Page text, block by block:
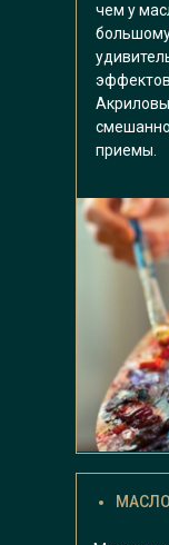
чем у
эффектов.
приемы.
МАСЛО